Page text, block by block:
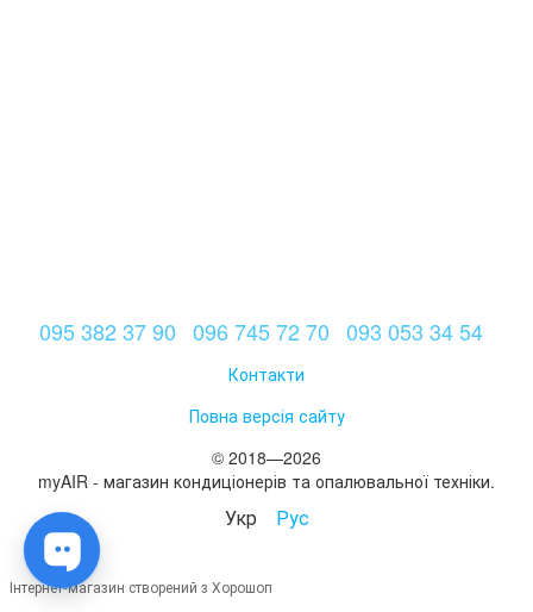
095 382 37 90 096 745 72 70 093 053 34 54
Контакти
Повна версія сайту
© 2018—2026
myAIR - магазин кондиціонерів та опалювальної техніки.
Укр Рус
Інтернет-магазин створений з Хорошоп